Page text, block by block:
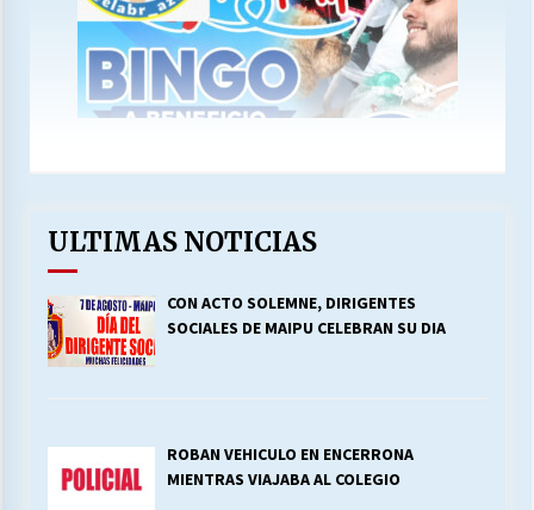
ULTIMAS NOTICIAS
CON ACTO SOLEMNE, DIRIGENTES
SOCIALES DE MAIPU CELEBRAN SU DIA
ROBAN VEHICULO EN ENCERRONA
MIENTRAS VIAJABA AL COLEGIO